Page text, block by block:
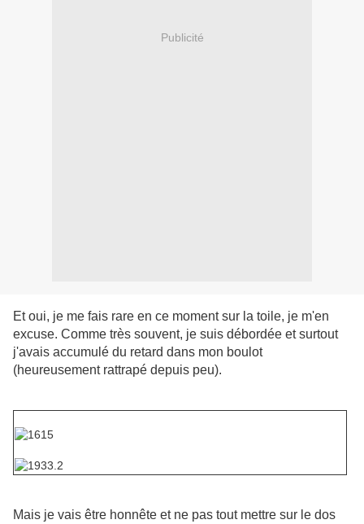
Publicité
Et oui, je me fais rare en ce moment sur la toile, je m'en
excuse. Comme très souvent, je suis débordée et surtout
j'avais accumulé du retard dans mon boulot
(heureusement rattrapé depuis peu).
Mais je vais être honnête et ne pas tout mettre sur le dos